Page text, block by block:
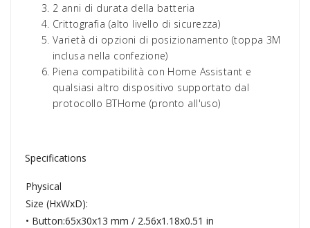
2 anni di durata della batteria
Crittografia (alto livello di sicurezza)
Varietà di opzioni di posizionamento (toppa 3M
inclusa nella confezione)
Piena compatibilità con Home Assistant e
qualsiasi altro dispositivo supportato dal
protocollo BTHome (pronto all'uso)
Specifications
Physical
Size (HxWxD):
• Button:65x30x13 mm / 2.56x1.18x0.51 in